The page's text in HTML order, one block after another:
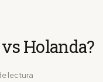
Holanda?
lectura